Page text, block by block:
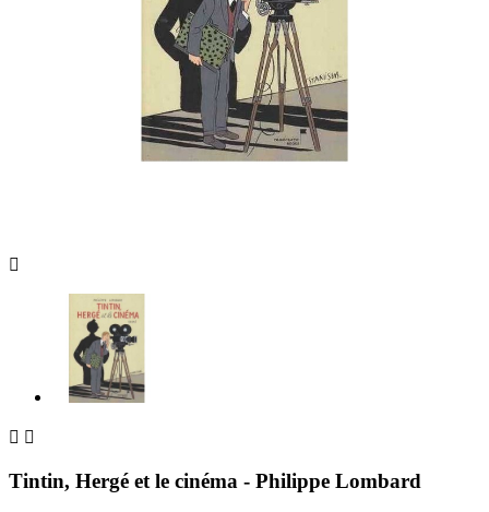

 
Tintin, Hergé et le cinéma - Philippe Lombard